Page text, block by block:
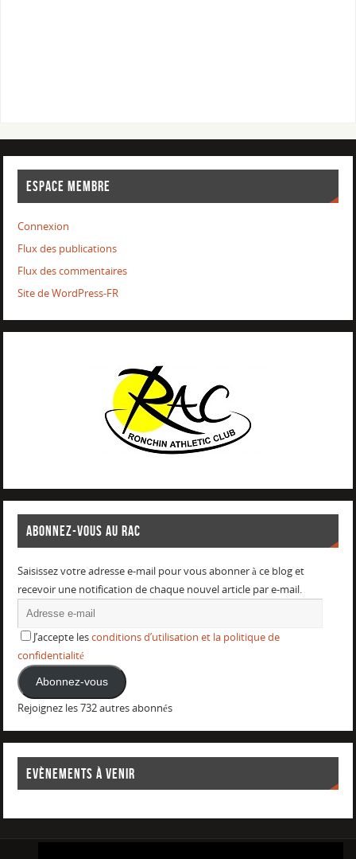
ESPACE MEMBRE
Connexion
Flux des publications
Flux des commentaires
Site de WordPress-FR
ABONNEZ-VOUS AU RAC
Saisissez votre adresse e-mail pour vous abonner à ce blog et
recevoir une notification de chaque nouvel article par e-mail.
J’accepte lesconditions d’utilisation et la politique de
confidentialité
Abonnez-vous
Rejoignez les 732 autres abonnés
EVÈNEMENTS À VENIR